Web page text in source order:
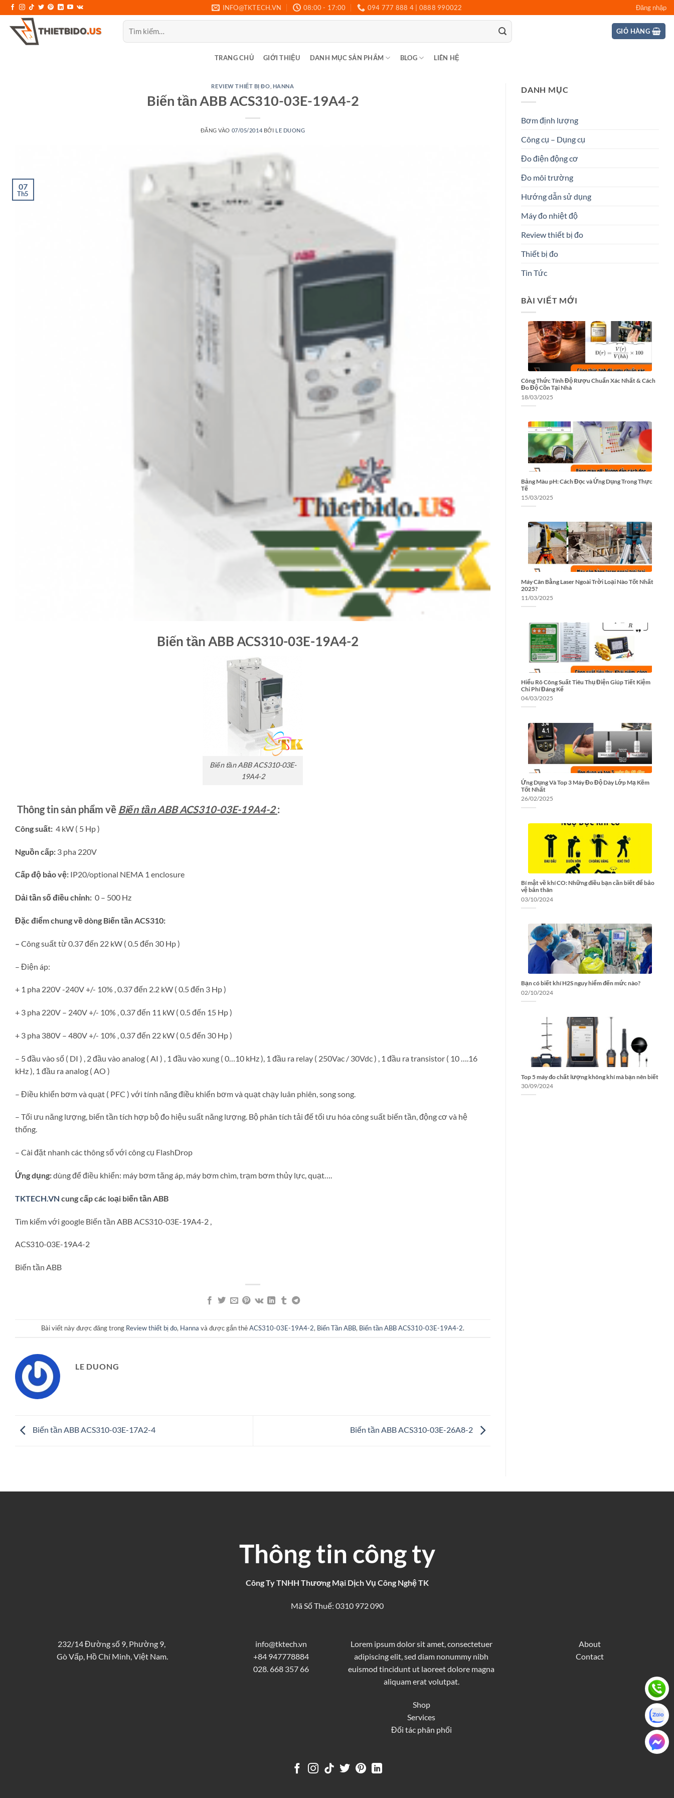
qua
nội
INFO@TKTECH.VN 08:00 - 17:00 094 777 888 4 | 0888 990022 Đăng nhập
Tìm
kiếm:
GIỎ HÀNG
TRANG CHỦ GIỚI THIỆU DANH MỤC SẢN PHẨM BLOG LIÊN HỆ
REVIEW THIẾT BỊ ĐO HANNA
Biến tần ABB ACS310-03E-19A4-2
ĐĂNG VÀO 07/05/2014 BỞI LE DUONG
07
Th5
Biến tần ABB ACS310-03E-19A4-2
Biến tần ABB ACS310-03E-
19A4-2
Thông tin sản phẩm về Biến tần ABB ACS310-03E-19A4-2:
Công suất: 4 kW ( 5 Hp )
Nguồn cấp: 3 pha 220V
Cấp độ bảo vệ: IP20/optional NEMA 1 enclosure
Dải tần số điều chỉnh: 0 – 500 Hz
Đặc điểm chung về dòng Biến tần ACS310:
– Công suất từ 0.37 đến 22 kW ( 0.5 đến 30 Hp )
– Điện áp:
+ 1 pha 220V -240V +/- 10% , 0.37 đến 2.2 kW ( 0.5 đến 3 Hp )
+ 3 pha 220V – 240V +/- 10% , 0.37 đến 11 kW ( 0.5 đến 15 Hp )
+ 3 pha 380V – 480V +/- 10% , 0.37 đến 22 kW ( 0.5 đến 30 Hp )
– 5 đầu vào số ( DI ) , 2 đầu vào analog ( AI ) , 1 đầu vào xung ( 0…10 kHz ), 1 đầu ra relay ( 250Vac / 30Vdc ) , 1 đầu ra transistor ( 10 ….16
kHz ), 1 đầu ra analog ( AO )
– Điều khiển bơm và quạt ( PFC ) với tính năng điều khiển bơm và quạt chạy luân phiên, song song.
– Tối ưu năng lượng, biến tần tích hợp bộ đo hiệu suất năng lượng. Bộ phân tích tải đế tối ưu hóa công suất biến tần, động cơ và hệ
thống.
– Cài đặt nhanh các thông số với công cụ FlashDrop
Ứng dụng:dùng để điều khiển: máy bơm tăng áp, máy bơm chìm, trạm bơm thủy lực, quạt….
TKTECH.VN cung cấp các loại biến tần ABB
Tìm kiếm với google Biến tần ABB ACS310-03E-19A4-2 ,
ACS310-03E-19A4-2
Biến tần ABB
Bài viết này được đăng trong Review thiết bị đo, Hanna và được gắn thẻACS310-03E-19A4-2, Biến Tần ABB, Biến tần ABB ACS310-03E-19A4-2.
LE DUONG
Biến tần ABB ACS310-03E-17A2-4 Biến tần ABB ACS310-03E-26A8-2
DANH MỤC
Bơm định lượng
Công cụ – Dụng cụ
Đo điện động cơ
Đo môi trường
Hướng dẫn sử dụng
Máy đo nhiệt độ
Review thiết bị đo
Thiết bị đo
Tin Tức
BÀI VIẾT MỚI
Công Thức Tính Độ Rượu Chuẩn Xác Nhất & Cách
Đo Độ Cồn Tại Nhà
18/03/2025
Bảng Màu pH: Cách Đọc và Ứng Dụng Trong Thực
Tế
15/03/2025
Máy Cân Bằng Laser Ngoài Trời Loại Nào Tốt Nhất
2025?
11/03/2025
Hiểu Rõ Công Suất Tiêu Thụ Điện Giúp Tiết Kiệm
Chi Phí Đáng Kể
04/03/2025
Ứng Dụng Và Top 3 Máy Đo Độ Dày Lớp Mạ Kẽm
Tốt Nhất
26/02/2025
Bí mật về khí CO: Những điều bạn cần biết để bảo
vệ bản thân
03/10/2024
Bạn có biết khí H2S nguy hiểm đến mức nào?
02/10/2024
Top 5 máy đo chất lượng không khí mà bạn nên biết
30/09/2024
Thông tin công ty
Công Ty TNHH Thương Mại Dịch Vụ Công Nghệ TK
Mã Số Thuế: 0310 972 090
232/14 Đường số 9, Phường 9,
Gò Vấp, Hồ Chí Minh, Việt Nam.
info@tktech.vn
+84 947778884
028. 668 357 66
Lorem ipsum dolor sit amet, consectetuer
adipiscing elit, sed diam nonummy nibh
euismod tincidunt ut laoreet dolore magna
aliquam erat volutpat.
Shop
Services
Đối tác phân phối
About
Contact